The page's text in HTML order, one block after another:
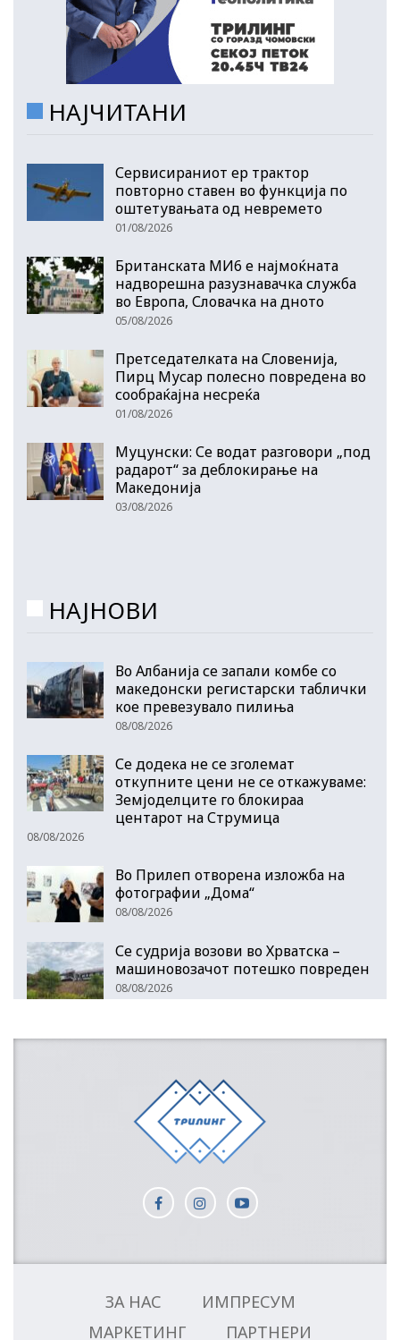
НАЈЧИТАНИ
Сервисираниот ер трактор
повторно ставен во функција по
оштетувањата од невремето
01/08/2026
Британската МИ6 е најмоќната
надворешна разузнавачка служба
во Европа, Словачка на дното
05/08/2026
Претседателката на Словенија,
Пирц Мусар полесно повредена во
сообраќајна несреќа
01/08/2026
Муцунски: Се водат разговори „под
радарот“ за деблокирање на
Македонија
03/08/2026
НАЈНОВИ
Во Албанија се запали комбе со
македонски регистарски таблички
кое превезувало пилиња
08/08/2026
Се додека не се зголемат
откупните цени не се откажуваме:
Земјоделците го блокираа
центарот на Струмица
08/08/2026
Во Прилеп отворена изложба на
фотографии „Дома“
08/08/2026
Се судрија возови во Хрватска –
машиновозачот потешко повреден
08/08/2026
ЗА НАС
ИМПРЕСУМ
МАРКЕТИНГ
ПАРТНЕРИ